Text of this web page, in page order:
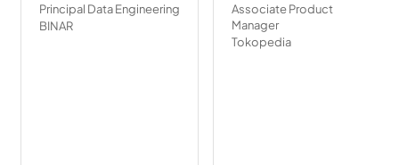
Principal Data Engineering
BINAR
Associate Product
Manager
Tokopedia